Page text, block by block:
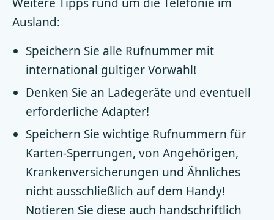
Ausland:
Speichern Sie alle Rufnummer mit
international gültiger Vorwahl!
Denken Sie an Ladegeräte und eventuell
erforderliche Adapter!
Speichern Sie wichtige Rufnummern für
Karten-Sperrungen, von Angehörigen,
Krankenversicherungen und Ähnliches
nicht ausschließlich auf dem Handy!
Notieren Sie diese auch handschriftlich